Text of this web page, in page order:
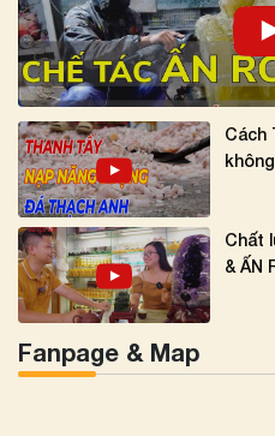
Cách
Chất
& ẤN
Fanpage & Map